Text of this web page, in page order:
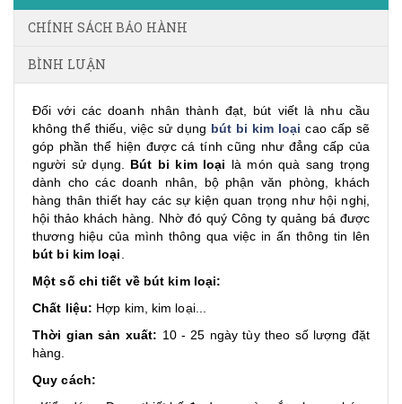
CHÍNH SÁCH BẢO HÀNH
BÌNH LUẬN
Đối với các doanh nhân thành đạt, bút viết là nhu cầu
không thể thiếu, việc sử dụng bút bi kim loại cao cấp sẽ
góp phần thể hiện được cá tính cũng như đẳng cấp của
người sử dụng. Bút bi kim loại là món quà sang trọng
dành cho các doanh nhân, bộ phận văn phòng, khách
hàng thân thiết hay các sự kiện quan trọng như hội nghị,
hội thảo khách hàng. Nhờ đó quý Công ty quảng bá được
thương hiệu của mình thông qua việc in ấn thông tin lên
bút bi kim loại
Một số chi tiết về bút kim loại:
Chất liệu: Hợp kim, kim loại...
Thời gian sản xuất: 10 - 25 ngày tùy theo số lượng đặt
hàng.
Quy cách: